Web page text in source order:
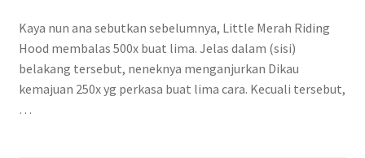
Kaya nun ana sebutkan sebelumnya, Little Merah Riding
Hood membalas 500x buat lima. Jelas dalam (sisi)
belakang tersebut, neneknya menganjurkan Dikau
kemajuan 250x yg perkasa buat lima cara. Kecuali tersebut,
…